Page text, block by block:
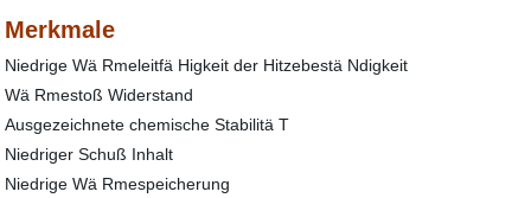
Merkmale
Niedrige Wä Rmeleitfä Higkeit der Hitzebestä Ndigkeit
Wä Rmestoß Widerstand
Ausgezeichnete chemische Stabilitä T
Niedriger Schuß Inhalt
Niedrige Wä Rmespeicherung